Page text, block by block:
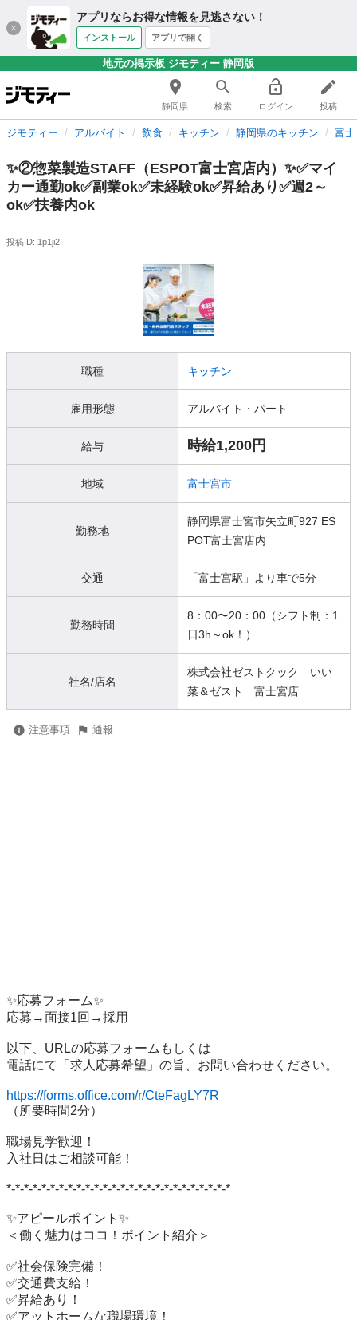
アプリならお得な情報を見逃さない！
インストール アプリで開く
地元の掲示板 ジモティー 静岡版
静岡県 検索 ログイン 投稿
ジモティー アルバイト 飲食 キッチン 静岡県のキッチン 富
✨②惣菜製造STAFF（ESPOT富士宮店内）✨✅マイ
カー通勤ok✅副業ok✅未経験ok✅昇給あり✅週2～
ok✅扶養内ok
投稿ID: 1p1ji2
職種 キッチン
雇用形態 アルバイト・パート
給与 時給1,200円
地域 富士宮市
勤務地
静岡県富士宮市矢立町927 ES
POT富士宮店内
交通 「富士宮駅」より車で5分
勤務時間
8：00〜20：00（シフト制：1
日3h～ok！）
社名/店名
株式会社ゼストクック いい
菜＆ゼスト 富士宮店
注意事項 通報
✨応募フォーム✨
応募→面接1回→採用
以下、URLの応募フォームもしくは
電話にて「求人応募希望」の旨、お問い合わせください。
https://forms.office.com/r/CteFagLY7R
（所要時間2分）
職場見学歓迎！
入社日はご相談可能！
*-*-*-*-*-*-*-*-*-*-*-*-*-*-*-*-*-*-*-*-*-*-*-*-*-*
✨アピールポイント✨
＜働く魅力はココ！ポイント紹介＞
✅社会保険完備！
✅交通費支給！
✅昇給あり！
✅アットホームな職場環境！